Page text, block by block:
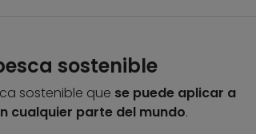
sostenible
sostenible que se puede aplicar a
cualquier parte del mundo.